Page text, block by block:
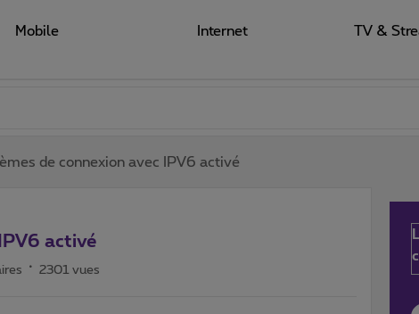
Mobile Internet TV &
de connexion avec IPV6 activé
activé
2301 vues